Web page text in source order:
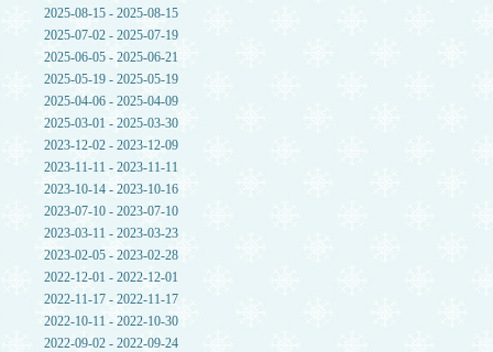
2025-08-15 - 2025-08-15
2025-07-02 - 2025-07-19
2025-06-05 - 2025-06-21
2025-05-19 - 2025-05-19
2025-04-06 - 2025-04-09
2025-03-01 - 2025-03-30
2023-12-02 - 2023-12-09
2023-11-11 - 2023-11-11
2023-10-14 - 2023-10-16
2023-07-10 - 2023-07-10
2023-03-11 - 2023-03-23
2023-02-05 - 2023-02-28
2022-12-01 - 2022-12-01
2022-11-17 - 2022-11-17
2022-10-11 - 2022-10-30
2022-09-02 - 2022-09-24